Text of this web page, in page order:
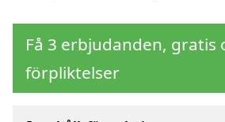
Få 3 erbjudanden, gratis
förpliktelser